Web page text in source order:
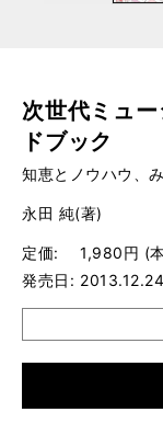
次世代ミュ
ドブック
知恵とノウハウ、
永田 純(著)
定価
1,980円 (
発売日
2013.12.24